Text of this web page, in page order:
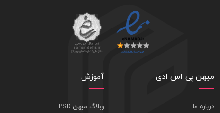
میهن پی اس ادی
درباره ما
آموزش
وبلاگ میهن PSD